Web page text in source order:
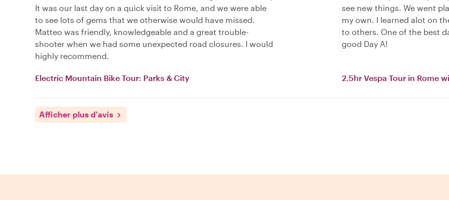
It was our last day on a quick visit to Rome, and we were able
to see lots of gems that we otherwise would have missed.
Matteo was friendly, knowledgeable and a great trouble-
shooter when we had some unexpected road closures. I would
highly recommend.
Electric Mountain Bike Tour: Parks & City
see new things. We went
my own. I learned alot on
to others. One of the best
good Day A!
2.5hr Vespa Tour in Rome
Afficher plus d'avis